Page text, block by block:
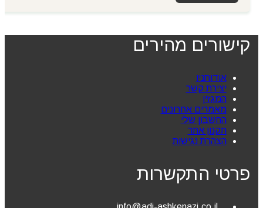
קישורים מהירים
אודותניו
יצירת קשר
המגזין
מאמרים אחרונים
החשבון שלי
תקנון אתר
הצהרת נגישות
פרטי התקשרות